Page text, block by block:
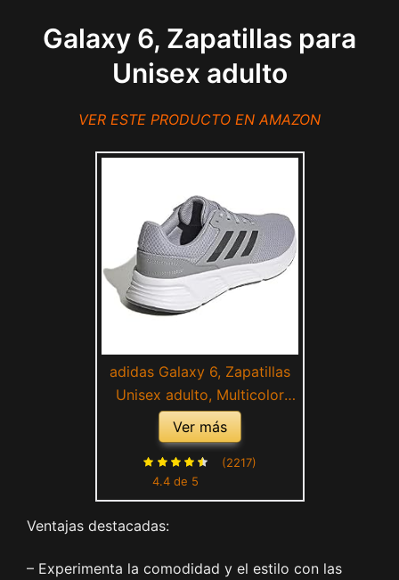
Galaxy 6, Zapatillas para
Unisex adulto
VER ESTE PRODUCTO EN AMAZON
adidas Galaxy 6, Zapatillas
Unisex adulto, Multicolor
Halo Silver Carbon Cloud
White, 42 EU
Ver más
4.4 de 5
(2217)
Ventajas destacadas:
– Experimenta la comodidad y el estilo con las